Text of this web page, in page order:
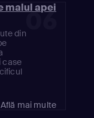
06
malul apei
din
case
Află mai multe